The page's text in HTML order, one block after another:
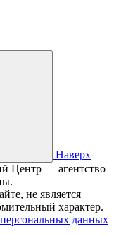
Наверх
Центр — агентство
не является
характер.
данных